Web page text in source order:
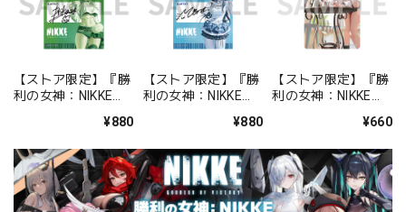
【ストア限定】『勝
利の女神：NIKKE』
風ステッカーセット
¥880
【ストア限定】『勝
利の女神：NIKKE』
風ステッカーセット
¥880
【ストア限定】『勝
利の女神：NIKKE』
ステッカー ミルク¥660